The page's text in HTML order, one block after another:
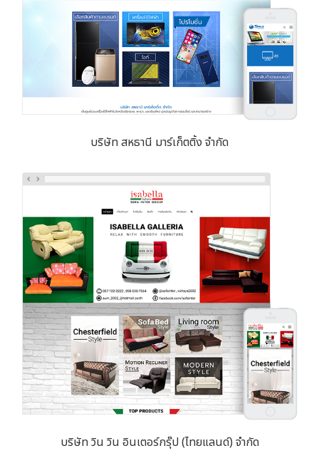
บริษัท สหธานี มาร์เก็ตติ้ง จำกัด
บริษัท วิน วิน อินเตอร์กรุ๊ป (ไทยแลนด์) จำกัด